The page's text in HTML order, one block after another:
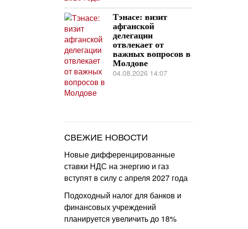
Тэнасе: визит
афганской
делегации
отвлекает от
важных вопросов в
Молдове
04.08.2026 14:07
СВЕЖИЕ НОВОСТИ
Новые дифференцированные
ставки НДС на энергию и газ
вступят в силу с апреля 2027 года
Подоходный налог для банков и
финансовых учреждений
планируется увеличить до 18%